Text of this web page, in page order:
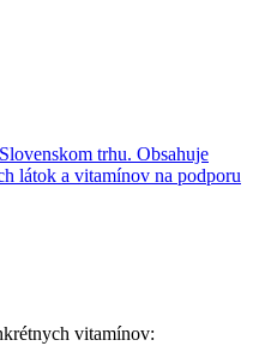
trhu. Obsahuje
látok a vitamínov na podporu
vitamínov: